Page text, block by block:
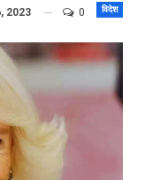
विदेश
2023 0